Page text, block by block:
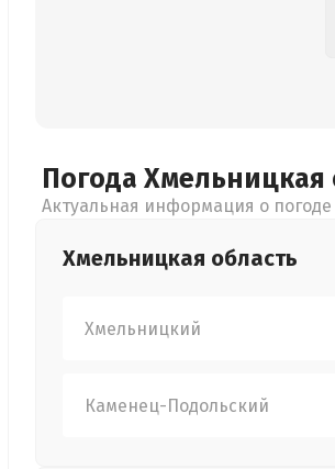
Погода Хмельницкая
Актуальная информация о
Хмельницкая область
Хмельницкий
Каменец-Подольский